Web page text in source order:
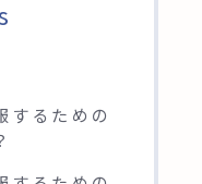
するための